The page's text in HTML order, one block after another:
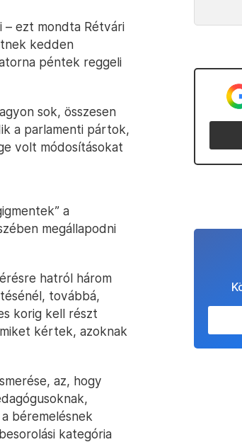
ezt mondta Rétvári
kedden
péntek reggeli
sok, összesen
a parlamenti pártok,
volt módosításokat
a
megállapodni
hatról három
továbbá,
korig kell részt
kértek, azoknak
az, hogy
béremelésnek
kategória